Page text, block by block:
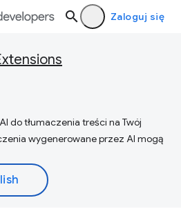
Zaloguj się
do tłumaczenia treści na Twój
wygenerowane przez AI mogą